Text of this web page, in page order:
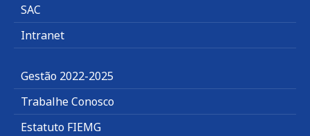
SAC
Intranet
Gestão 2022-2025
Trabalhe Conosco
Estatuto FIEMG